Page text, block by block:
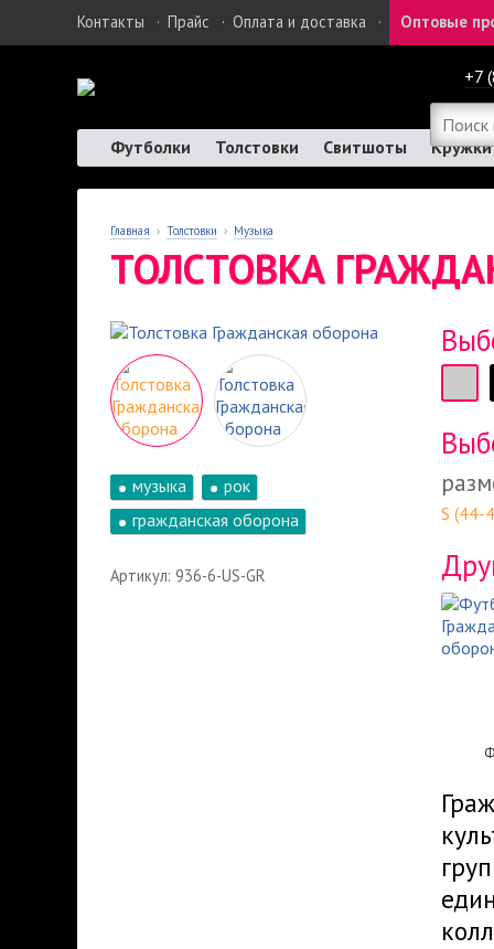
Контакты · Прайс · Оплата и доставка · Оптовые
+7
Футболки Толстовки Свитшоты Кружки
Главная › Толстовки › Музыка
ТОЛСТОВКА
музыка
рок
гражданская оборона
Артикул: 936-6-US-GR
S (44-